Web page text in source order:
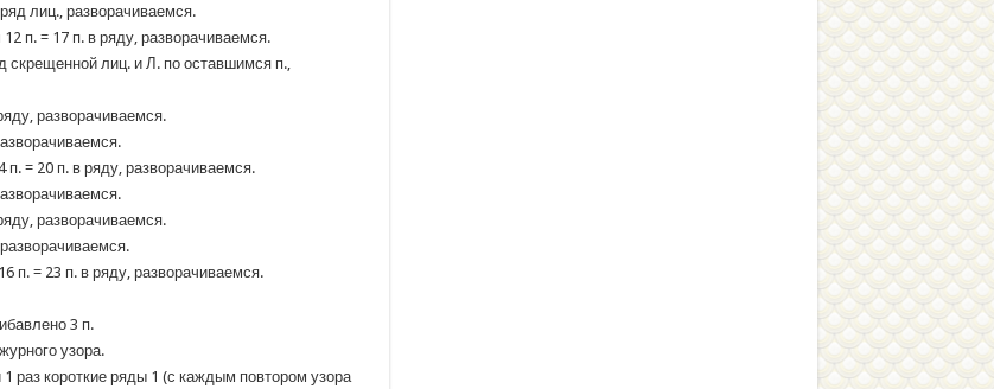
лиц., разворачиваемся.
п. = 17 п. в ряду, разворачиваемся.
скрещенной лиц. и Л. по оставшимся п.,
разворачиваемся.
= 20 п. в ряду, разворачиваемся.
разворачиваемся.
п. = 23 п. в ряду, разворачиваемся.
3 п.
узора.
раз короткие ряды 1 (с каждым повтором узора